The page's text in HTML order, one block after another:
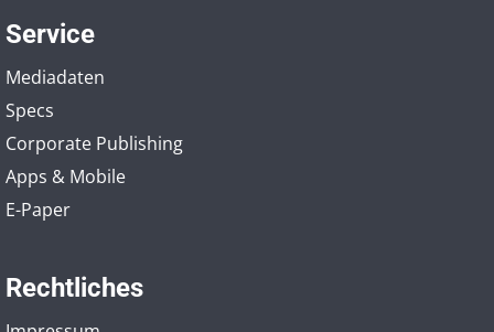
Service
Mediadaten
Specs
Corporate Publishing
Apps & Mobile
E-Paper
Rechtliches